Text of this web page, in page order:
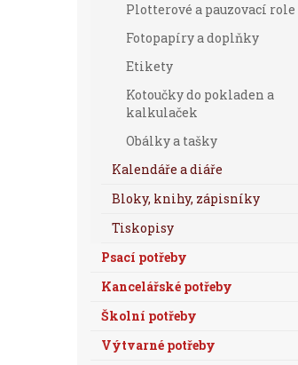
Plotterové a pauzovací role
Fotopapíry a doplňky
Etikety
Kotoučky do pokladen a
kalkulaček
Obálky a tašky
Kalendáře a diáře
Bloky, knihy, zápisníky
Tiskopisy
Psací potřeby
Kancelářské potřeby
Školní potřeby
Výtvarné potřeby